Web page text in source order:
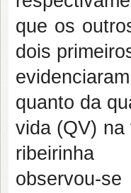
que os
dois
quanto da
vida (QV) na
ribeirinha
observou-